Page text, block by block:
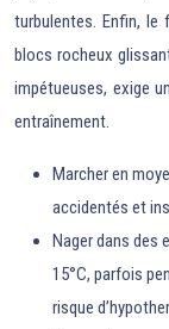
turbulentes. Enfin, le
blocs rocheux
impétueuses, exige
entraînement.
Marcher en
accidentés et
Nager dans des
15°C, parfois
risque